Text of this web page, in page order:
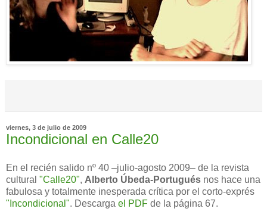
viernes, 3 de julio de 2009
Incondicional en Calle20
En el recién salido nº 40 –julio-agosto 2009– de la revista
cultural "Calle20", Alberto Úbeda-Portugués nos hace una
fabulosa y totalmente inesperada crítica por el corto-exprés
"Incondicional". Descarga el PDF de la página 67.